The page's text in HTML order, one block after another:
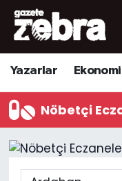
Yazarlar Ekonomi
Nöbetçi
Yazarlar
Ekonomi
Kültür-
Yerel
Nöbetçi
Hava
Trafik
Süper Lig